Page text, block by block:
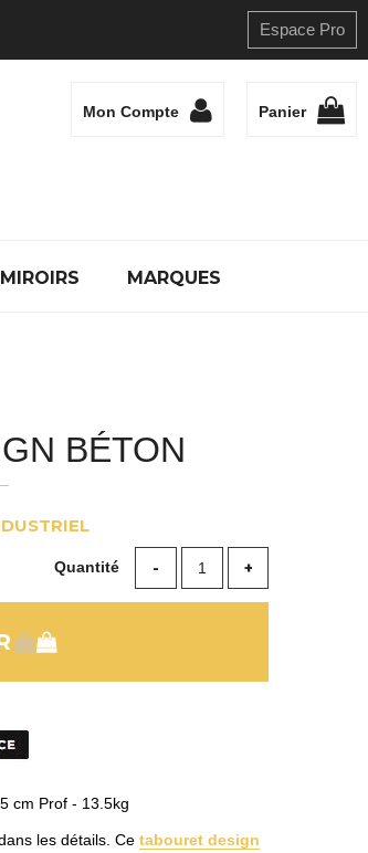
Espace Pro
Mon Compte Panier
MIROIRS MARQUES
BÉTON
Quantité
cm Prof - 13.5kg
les détails. Ce tabouret design